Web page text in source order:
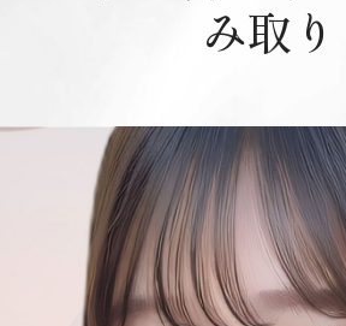
み取り